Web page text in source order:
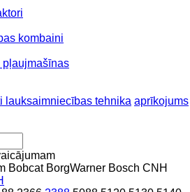
kombaini
pļaujmašīnas
lauksaimniecības tehnika aprīkojums
Bobcat BorgWarner Bosch CNH